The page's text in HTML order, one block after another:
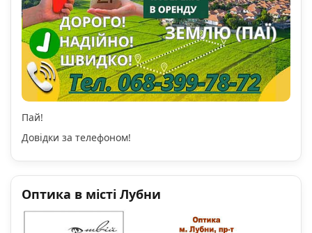
Пай!
Довідки за телефоном!
Оптика в місті Лубни